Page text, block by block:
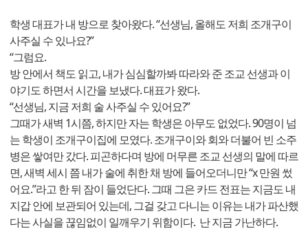
학생 대표가 내 방으로 찾아왔다. “선생님, 올해도 저희 조개구이
사주실 수 있나요?”
“그럼요.
방 안에서 책도 읽고, 내가 심심할까봐 따라와 준 조교 선생과 이
야기도 하면서 시간을 보냈다. 대표가 왔다.
“선생님, 지금 저희 술 사주실 수 있어요?”
그때가 새벽 1시쯤, 하지만 자는 학생은 아무도 없었다. 90명이 넘
는 학생이 조개구이집에 모였다. 조개구이와 회와 더불어 빈 소주
병은 쌓여만 갔다. 피곤하다며 방에 머무른 조교 선생의 말에 따르
면, 새벽 세시 쯤 내가 술에 취한 채 방에 들어오더니만 “x 만원 썼
어요.”라고 한 뒤 잠이 들었단다. 그때 그은 카드 전표는 지금도 내
지갑 안에 보관되어 있는데, 그걸 갖고 다니는 이유는 내가 파산했
다는 사실을 끊임없이 일깨우기 위함이다. 난 지금 가난하다.